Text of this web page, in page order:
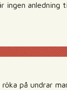
anledning
på undrar